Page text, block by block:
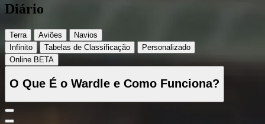
Diário
Terra Aviões
Navios
Infinito
Tabelas de Classificação
Personalizado
Online BETA
O Que É o Wardle e Como Funciona?